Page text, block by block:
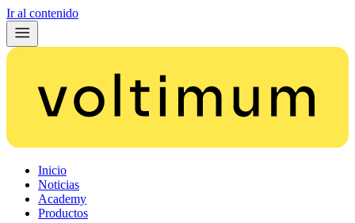
Ir al contenido
Inicio
Noticias
Academy
Productos